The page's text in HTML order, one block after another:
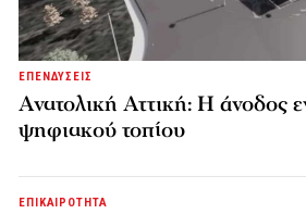
ΕΠΕΝΔΥΣΕΙΣ
Ανατολική Αττική: Η άνοδος
ψηφιακού τοπίου
ΕΠΙΚΑΙΡΟΤΗΤΑ